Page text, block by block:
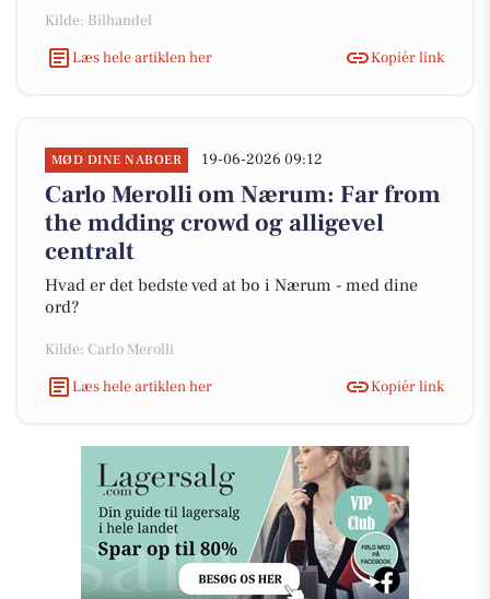
Kilde: Bilhandel
Læs hele artiklen her
Kopiér link
MØD DINE NABOER 19-06-2026 09:12
Carlo Merolli om Nærum: Far from
the mdding crowd og alligevel
centralt
Hvad er det bedste ved at bo i Nærum - med dine
ord?
Kilde: Carlo Merolli
Læs hele artiklen her
Kopiér link